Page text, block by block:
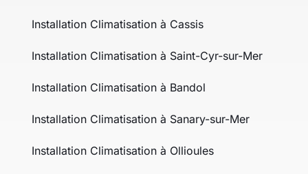
Installation Climatisation à Cassis
Installation Climatisation à Saint-Cyr-sur-Mer
Installation Climatisation à Bandol
Installation Climatisation à Sanary-sur-Mer
Installation Climatisation à Ollioules